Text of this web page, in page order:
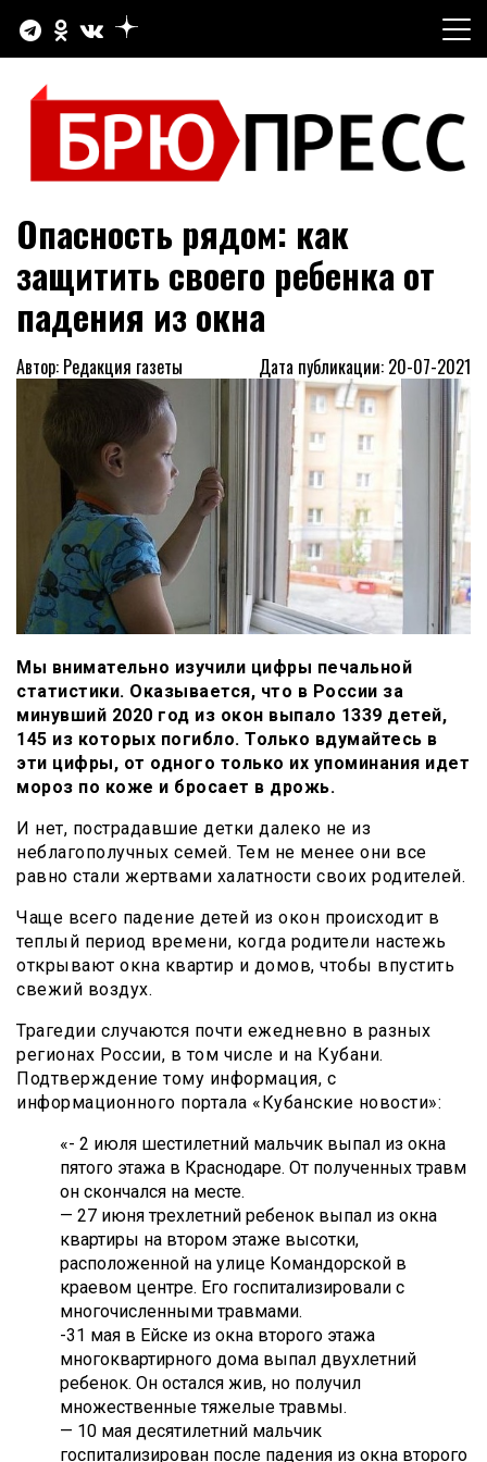
содержимому
БРЮПРЕСС
Официальный сайт газеты "Брюховецкие новости"
Опасность рядом: как
защитить своего ребенка от
падения из окна
Автор: Редакция газеты Дата публикации: 20-07-2021
Мы внимательно изучили цифры печальной
статистики. Оказывается, что в России за
минувший 2020 год из окон выпало 1339 детей,
145 из которых погибло. Только вдумайтесь в
эти цифры, от одного только их упоминания идет
мороз по коже и бросает в дрожь.
И нет, пострадавшие детки далеко не из
неблагополучных семей. Тем не менее они все
равно стали жертвами халатности своих родителей.
Чаще всего падение детей из окон происходит в
теплый период времени, когда родители настежь
открывают окна квартир и домов, чтобы впустить
свежий воздух.
Трагедии случаются почти ежедневно в разных
регионах России, в том числе и на Кубани.
Подтверждение тому информация, с
информационного портала «Кубанские новости»:
«- 2 июля шестилетний мальчик выпал из окна
пятого этажа в Краснодаре. От полученных травм
он скончался на месте.
— 27 июня трехлетний ребенок выпал из окна
квартиры на втором этаже высотки,
расположенной на улице Командорской в
краевом центре. Его госпитализировали с
многочисленными травмами.
-31 мая в Ейске из окна второго этажа
многоквартирного дома выпал двухлетний
ребенок. Он остался жив, но получил
множественные тяжелые травмы.
— 10 мая десятилетний мальчик
госпитализирован после падения из окна второго